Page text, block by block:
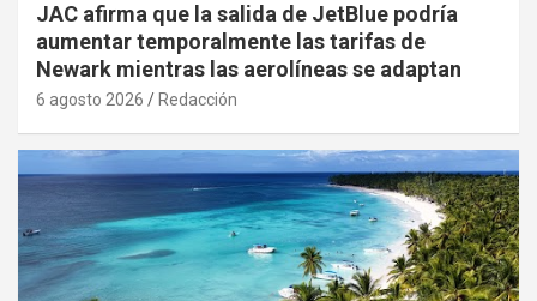
JAC afirma que la salida de JetBlue podría
aumentar temporalmente las tarifas de
Newark mientras las aerolíneas se adaptan
6 agosto 2026 Redacción